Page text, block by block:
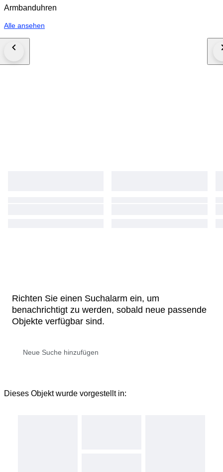
Armbanduhren
Alle ansehen
Richten Sie einen Suchalarm ein, um
benachrichtigt zu werden, sobald neue passende
Objekte verfügbar sind.
Dieses Objekt wurde vorgestellt in: